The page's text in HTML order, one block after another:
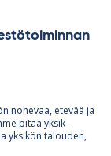
no­he­vaa, ete­vää ja
pi­tää yk­sik­
yk­si­kön ta­lou­den,